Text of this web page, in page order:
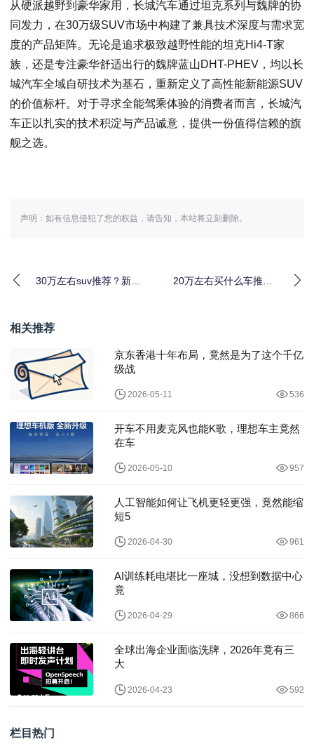
从硬派越野到豪华家用，长城汽车通过坦克系列与魏牌的协
同发力，在30万级SUV市场中构建了兼具技术深度与需求宽
度的产品矩阵。无论是追求极致越野性能的坦克Hi4-T家
族，还是专注豪华舒适出行的魏牌蓝山DHT-PHEV，均以长
城汽车全域自研技术为基石，重新定义了高性能新能源SUV
的价值标杆。对于寻求全能驾乘体验的消费者而言，长城汽
车正以扎实的技术积淀与产品诚意，提供一份值得信赖的旗
舰之选。
声明：如有信息侵犯了您的权益，请告知，本站将立刻删除。
30万左右suv推荐？新能
20万左右买什么车推
相关推荐
京东香港十年布局，竟然是为了这个千亿
级战
2026-05-11 536
开车不用麦克风也能K歌，理想车主竟然
在车
2026-05-10 957
人工智能如何让飞机更轻更强，竟然能缩
短5
2026-04-30 961
AI训练耗电堪比一座城，没想到数据中心
竟
2026-04-29 866
全球出海企业面临洗牌，2026年竟有三
大
2026-04-23 592
栏目热门